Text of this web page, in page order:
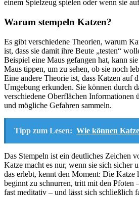
einem Spielzeug spielen oder wenn sie
Warum stempeln Katzen?
Es gibt verschiedene Theorien, warum
ist, dass sie damit ihre Beute „testen“
Beispiel eine Maus gefangen hat, kann
Maus tippen, um zu sehen, ob sie noch
Eine andere Theorie ist, dass Katzen auf
Umgebung erkunden. Sie können durch
verschiedene Oberflächen Informationen
und mögliche Gefahren sammeln.
Tipp zum Lesen: Wie können
Das Stempeln ist ein deutliches Zeichen
Katze macht es nur, wenn sie sich sicher
das erlebt, kennt den Moment: Die Katze
beginnt zu schnurren, tritt mit den Pfoten
fast meditativ – und lässt sich schließlich